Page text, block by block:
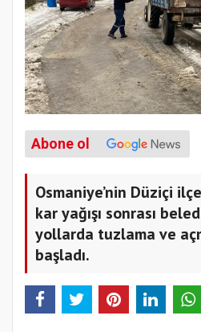
Abone ol
Osmaniye’nin Düziçi
kar yağışı sonrası
yollarda tuzlama ve
başladı.